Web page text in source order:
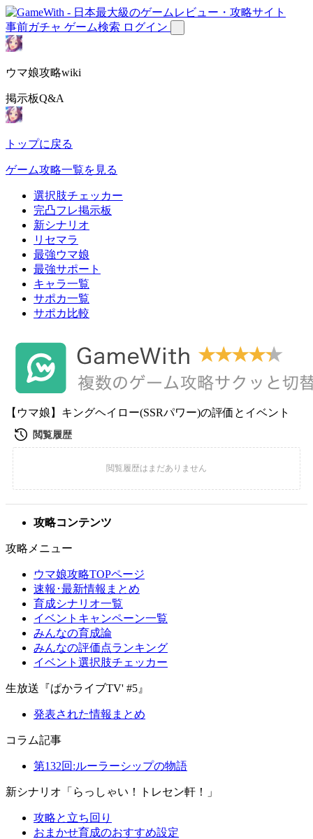
事前ガチャ ゲーム検索 ログイン
ウマ娘攻略wiki
掲示板Q&A
トップに戻る
ゲーム攻略一覧を見る
選択肢チェッカー
完凸フレ掲示板
新シナリオ
リセマラ
最強ウマ娘
最強サポート
キャラ一覧
サポカ一覧
サポカ比較
【ウマ娘】キングヘイロー(SSRパワー)の評価とイベント
攻略コンテンツ
攻略メニュー
ウマ娘攻略TOPページ
速報･最新情報まとめ
育成シナリオ一覧
イベントキャンペーン一覧
みんなの育成論
みんなの評価点ランキング
イベント選択肢チェッカー
生放送『ぱかライブTV' #5』
発表された情報まとめ
コラム記事
第132回:ルーラーシップの物語
新シナリオ「らっしゃい！トレセン軒！」
攻略と立ち回り
おまかせ育成のおすすめ設定